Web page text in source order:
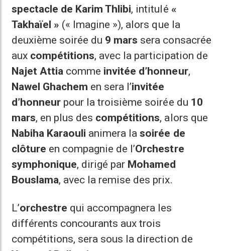
spectacle de Karim Thlibi, intitulé «
Takhaïel » (« Imagine »), alors que la
deuxième soirée du 9 mars sera consacrée
aux compétitions, avec la participation de
Najet Attia comme invitée d’honneur,
Nawel Ghachem en sera l’invitée
d’honneur pour la troisième soirée du 10
mars, en plus des compétitions, alors que
Nabiha Karaouli animera lasoirée de
clôture en compagnie de l’Orchestre
symphonique, dirigé par Mohamed
Bouslama, avec la remise des prix.
L’orchestre qui accompagnera les
différents concourants aux trois
compétitions, sera sous la direction de